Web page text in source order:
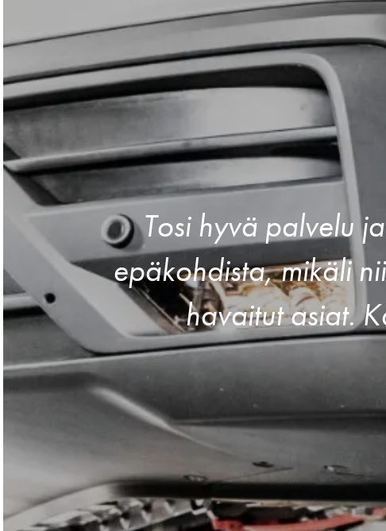
Tosi hyvä palvelu
epäkohdista, mikäli
havaitut asiat.